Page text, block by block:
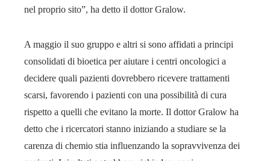
nel proprio sito”, ha detto il dottor Gralow.
A maggio il suo gruppo e altri si sono affidati a principi
consolidati di bioetica per aiutare i centri oncologici a
decidere quali pazienti dovrebbero ricevere trattamenti
scarsi, favorendo i pazienti con una possibilità di cura
rispetto a quelli che evitano la morte. Il dottor Gralow ha
detto che i ricercatori stanno iniziando a studiare se la
carenza di chemio stia influenzando la sopravvivenza dei